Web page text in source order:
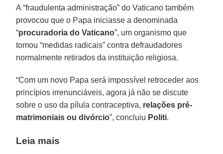
A “fraudulenta administração” do Vaticano também
provocou que o Papa iniciasse a denominada
“procuradoria do Vaticano”, um organismo que
tomou “medidas radicais” contra defraudadores
normalmente retirados da instituição religiosa.
“Com um novo Papa será impossível retroceder aos
princípios irrenunciáveis, agora já não se discute
sobre o uso da pílula contraceptiva, relações pré-
matrimoniais ou divórcio”, concluiu Politi.
Leia mais